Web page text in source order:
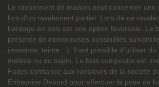
Le ravalement de maison peut concerner une
lors d’un ravalement partiel. Lors de ce
bardage en bois est une option favorable. Le
présente de nombreuses possibilités suivant
(essence, teinte…). Il est possible d’utiliser du
mélèze ou du sapin. Le bois composite est
Faites confiance aux ravaleurs de la société
Entreprise Debord pour effectuer la pose de